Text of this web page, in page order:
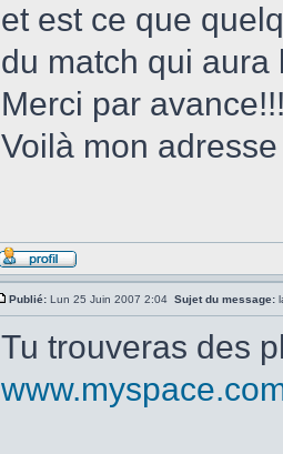
et est ce que
du match qui aura
Merci par
Voilà mon
Publié: Lun 25 Juin 2007 2:04 Sujet du message:
Tu trouveras des